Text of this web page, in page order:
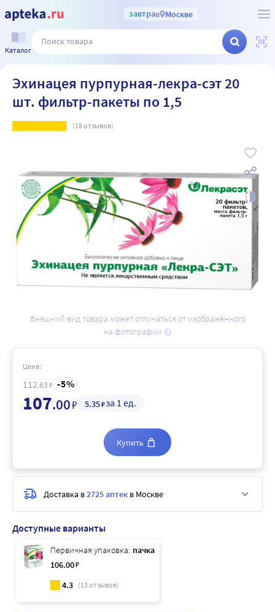
завтрав Москве
Каталог
Эхинацея пурпурная-лекра-сэт 20
шт. фильтр-пакеты по 1,5
(18отзывов)
Внешний вид товара может отличаться от изображённого
на фотографии
Доступные варианты
Первичная упаковка: пачка
106.00₽
4.3 (13отзывов)
Цена:
112.63 ₽ 5
107.00₽ 5.35₽за 1 ед.
Купить
Доставка в2725 аптек в Москве